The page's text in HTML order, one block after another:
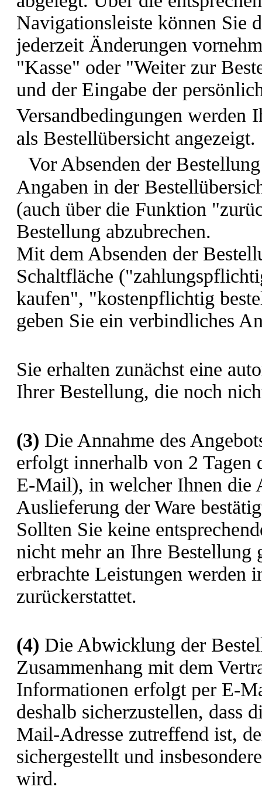
Navigationsleiste können Sie
jederzeit Änderungen
"Kasse" oder "Weiter zur
und der Eingabe der
Versandbedingungen werden
als Bestellübersicht angezeigt.
Vor Absenden der
Angaben in der
(auch über die Funktion
Bestellung abzubrechen.
Mit dem Absenden der
Schaltfläche
kaufen", "kostenpflichtig
geben Sie ein verbindliches
Sie erhalten zunächst eine
Ihrer Bestellung, die noch
(3) Die Annahme des
erfolgt innerhalb von 2
E-Mail), in welcher Ihnen die
Auslieferung der Ware
Sollten Sie keine
nicht mehr an Ihre Bestellung
erbrachte Leistungen werden
zurückerstattet.
(4) Die Abwicklung der
Zusammenhang mit dem
Informationen erfolgt per E-
deshalb sicherzustellen, dass
Mail-Adresse zutreffend ist,
sichergestellt und
wird.